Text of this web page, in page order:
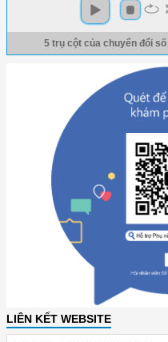
5 trụ cột của chuyển đổi
LIÊN KẾT WEBSITE